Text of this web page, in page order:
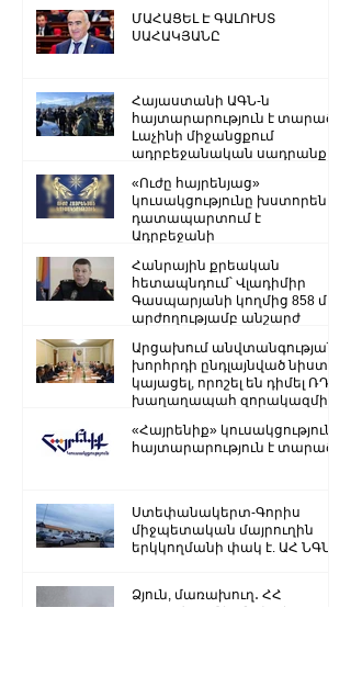
ՄԱՀԱՑԵԼ Է ԳԱԼՈՒՍՏ
ՍԱՀԱԿՅԱՆԸ
Հայաստանի ԱԳՆ-ն
հայտարարություն է տարածել
Լաչինի միջանցքում
ադրբեջանական սադրանքի
«Ուժը հայրենյաց»
կուսակցությունը խստորեն
դատապարտում է
Ադրբեջանի
ղեկավարության.
Հանրային քրեական
հետապնդում՝ Վլադիմիր
Գասպարյանի կողմից 858 մլն
արժողությամբ անշարժ
Արցախում անվտանգության
խորհրդի ընդլայնված նիստ է
կայացել, որոշել են դիմել ՌԴ
խաղաղապահ զորակազմի ...
«Հայրենիք» կուսակցությունը
հայտարարություն է տարածել
Ստեփանակերտ-Գորիս
միջպետական մայրուղին
երկկողմանի փակ է. ԱՀ ՆԳՆ
Ձյուն, մառախուղ․ ՀՀ
տարածքում կան փակ